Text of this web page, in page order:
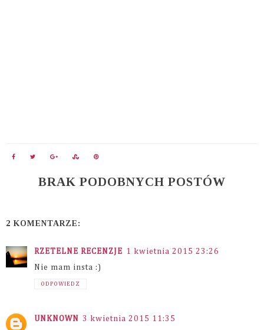
BRAK PODOBNYCH POSTÓW
2 KOMENTARZE:
RZETELNE RECENZJE 1 kwietnia 2015 23:26
Nie mam insta :)
ODPOWIEDZ
UNKNOWN
3 kwietnia 2015 11:35